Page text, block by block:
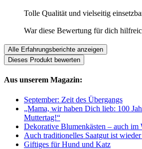
Tolle Qualität und vielseitig
War diese Bewertung für dich
Alle Erfahrungsberichte anzeigen
Dieses Produkt bewerten
Aus unserem Magazin:
September: Zeit des Übergangs
„Mama, wir haben Dich lieb: 100
Muttertag!“
Dekorative Blumenkästen – auch im
Auch traditionelles Saatgut ist
Giftiges für Hund und Katz